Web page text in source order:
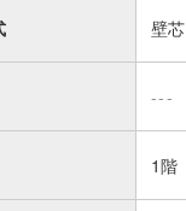
壁芯
---
1階